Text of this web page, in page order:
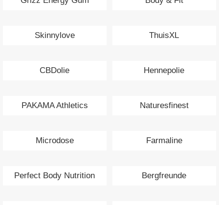
Skinnylove ThuisXL
CBDolie Hennepolie
PAKAMA Athletics Naturesfinest
Microdose Farmaline
Perfect Body Nutrition Bergfreunde